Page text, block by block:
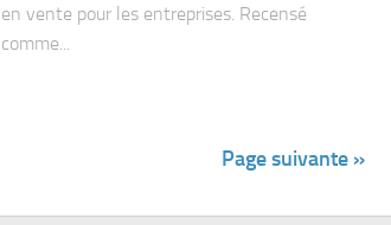
en vente pour les entreprises. Recensé
comme...
Page suivante »